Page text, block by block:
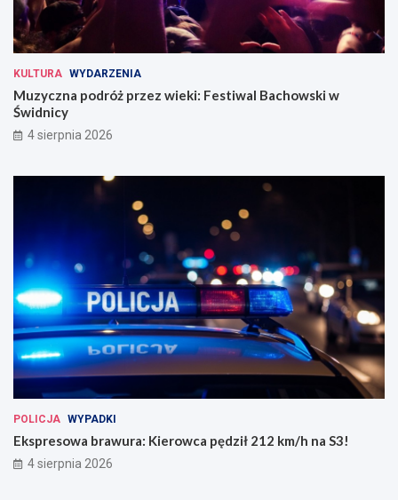
KULTURA WYDARZENIA
Muzyczna podróż przez wieki: Festiwal Bachowski w
Świdnicy
4 sierpnia 2026
POLICJA WYPADKI
Ekspresowa brawura: Kierowca pędził 212 km/h na S3!
4 sierpnia 2026